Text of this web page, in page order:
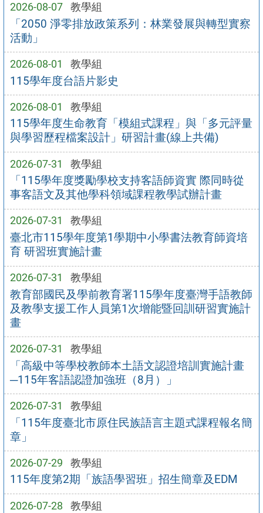
2026-08-07 教學組
「2050 淨零排放政策系列：林業發展與轉型實察
活動」
2026-08-01 教學組
115學年度台語片影史
2026-08-01 教學組
115學年度生命教育「模組式課程」與「多元評量
與學習歷程檔案設計」研習計畫(線上共備)
2026-07-31 教學組
「115學年度獎勵學校支持客語師資實 際同時從
事客語文及其他學科領域課程教學試辦計畫
2026-07-31 教學組
臺北市115學年度第1學期中小學書法教育師資培
育 研習班實施計畫
2026-07-31 教學組
教育部國民及學前教育署115學年度臺灣手語教師
及教學支援工作人員第1次增能暨回訓研習實施計
畫
2026-07-31 教學組
「高級中等學校教師本土語文認證培訓實施計畫
─115年客語認證加強班（8月）」
2026-07-31 教學組
「115年度臺北市原住民族語言主題式課程報名簡
章」
2026-07-29 教學組
115年度第2期「族語學習班」招生簡章及EDM
2026-07-28 教學組